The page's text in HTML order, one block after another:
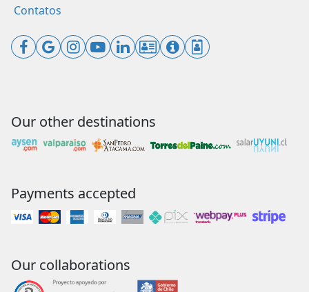
Contatos
Our other destinations
Payments accepted
Our collaborations